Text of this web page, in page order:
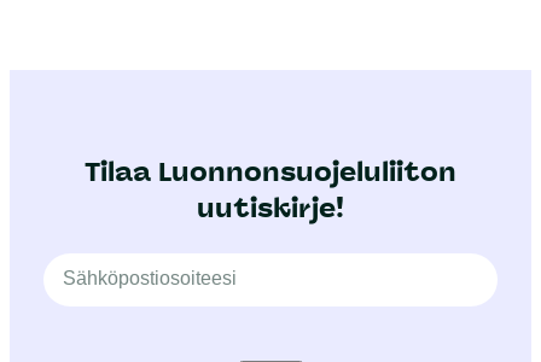
Tilaa Luonnonsuojeluliiton
uutiskirje!